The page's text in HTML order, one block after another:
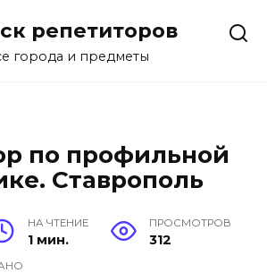
репетиторов
города и предметы
по профильной
Ставрополь
НА ЧТЕНИЕ
1 мин.
ПРОСМОТРОВ
312